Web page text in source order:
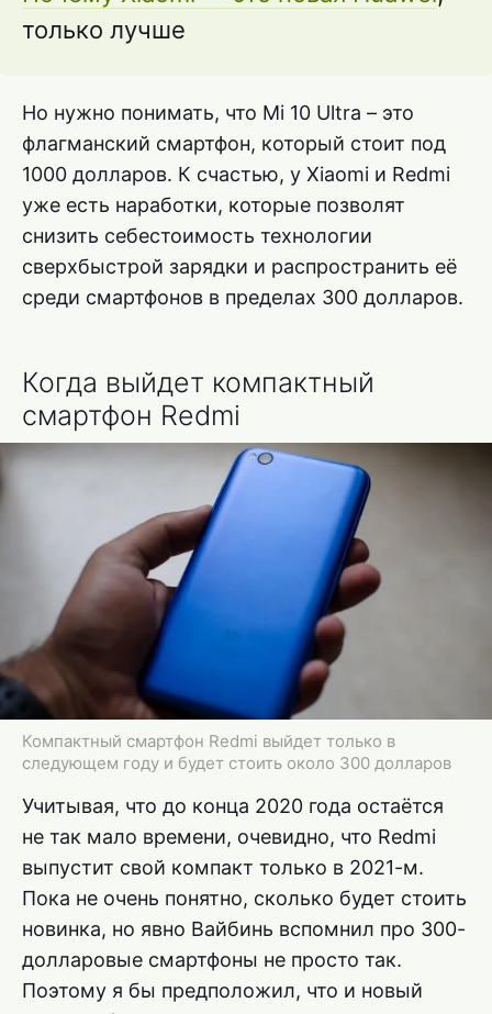
только лучше
Но нужно понимать, что Mi 10 Ultra – это
флагманский смартфон, который стоит под
1000 долларов. К счастью, у Xiaomi и Redmi
уже есть наработки, которые позволят
снизить себестоимость технологии
сверхбыстрой зарядки и распространить её
среди смартфонов в пределах 300 долларов.
Когда выйдет компактный
смартфон Redmi
Компактный смартфон Redmi выйдет только в
следующем году и будет стоить около 300 долларов
Учитывая, что до конца 2020 года остаётся
не так мало времени, очевидно, что Redmi
выпустит свой компакт только в 2021-м.
Пока не очень понятно, сколько будет стоить
новинка, но явно Вайбинь вспомнил про 300-
долларовые смартфоны не просто так.
Поэтому я бы предположил, что и новый